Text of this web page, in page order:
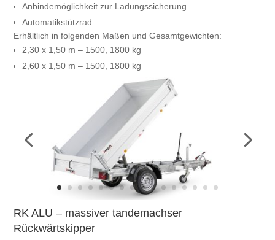
Anbindemöglichkeit zur Ladungssicherung
Automatikstützrad
Erhältlich in folgenden Maßen und Gesamtgewichten:
2,30 x 1,50 m – 1500, 1800 kg
2,60 x 1,50 m – 1500, 1800 kg
RK ALU – massiver tandemachser
Rückwärtskipper